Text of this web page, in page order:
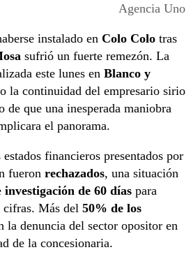
Agencia Uno
instalado en Colo Colo tras
sufrió un fuerte remezón. La
este lunes en Blanco y
la continuidad del empresario sirio
que una inesperada maniobra
el panorama.
financieros presentados por
fueron rechazados, una situación
investigación de 60 días para
cifras. Más del 50% de los
la denuncia del sector opositor en
de la concesionaria.